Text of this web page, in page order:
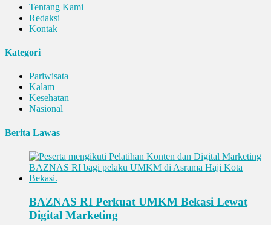
Tentang Kami
Redaksi
Kontak
Kategori
Pariwisata
Kalam
Kesehatan
Nasional
Berita Lawas
BAZNAS RI Perkuat UMKM Bekasi Lewat
Digital Marketing